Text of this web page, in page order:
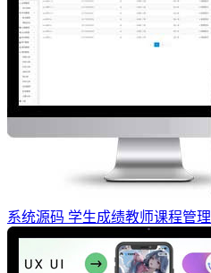
系统源码 学生成绩教师课程管理